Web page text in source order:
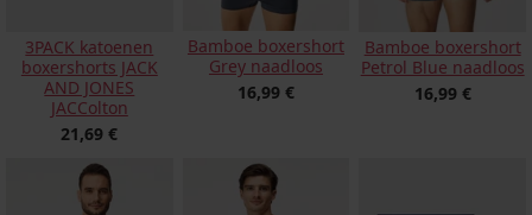
3PACK katoenen
boxershorts JACK
AND JONES
JACColton
21,69 €
Bamboe boxershort
Grey naadloos
16,99 €
Bamboe boxershort
Petrol Blue naadloos
16,99 €